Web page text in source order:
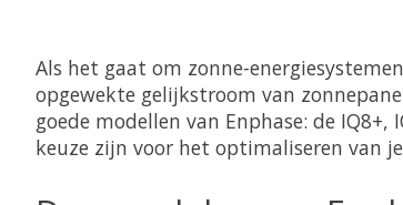
Als het gaat om zonne-
opgewekte gelijkstroom van
goede modellen van Enphase: de
keuze zijn voor het optimaliseren van